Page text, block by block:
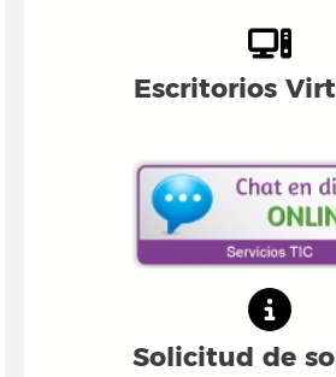
Escritorios
Solicitud de